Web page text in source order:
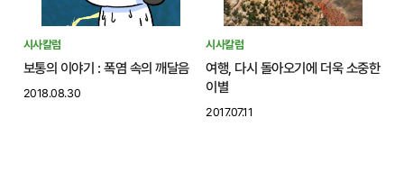
시사칼럼
보통의 이야기 : 폭염 속의 깨달음
2018.08.30
시사칼럼
여행, 다시 돌아오기에 더욱 소중한
이별
2017.07.11